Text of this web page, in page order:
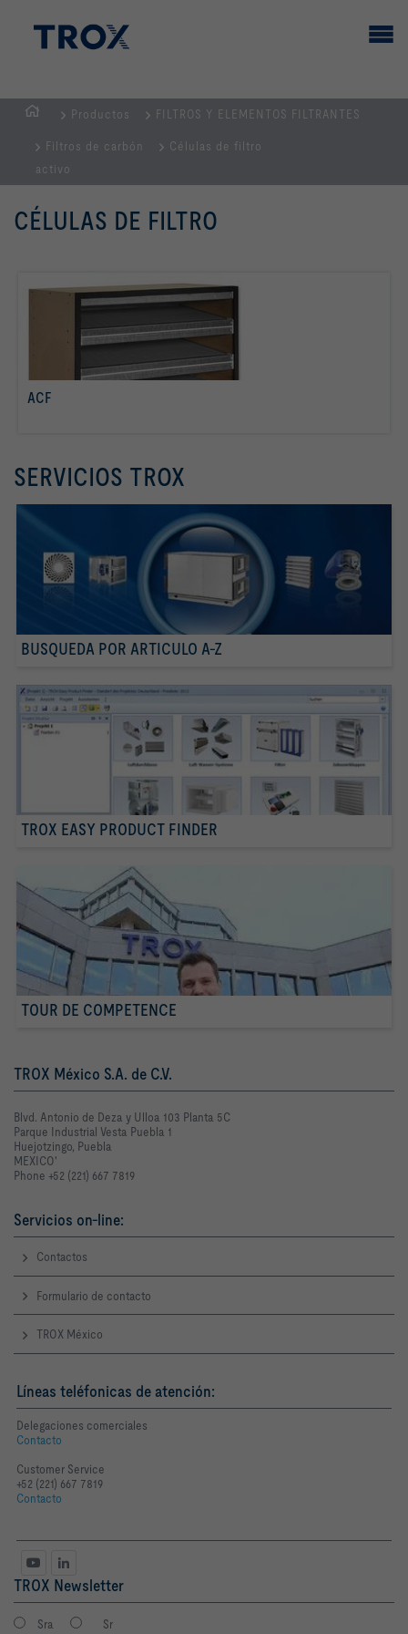
PRINCIPAL
Productos FILTROS Y ELEMENTOS FILTRANTES
Filtros de carbón
activo
Células de filtro
CÉLULAS DE FILTRO
ACF
SERVICIOS TROX
BUSQUEDA POR ARTICULO A-Z
TROX EASY PRODUCT FINDER
TOUR DE COMPETENCE
TROX México S.A. de C.V.
Blvd. Antonio de Deza y Ulloa 103 Planta 5C
Parque Industrial Vesta Puebla 1
Huejotzingo, Puebla
MEXICO'
Phone +52 (221) 667 7819
Servicios on-line:
Contactos
Formulario de contacto
TROX México
Líneas teléfonicas de atención:
Delegaciones comerciales
Contacto
Customer Service
+52 (221) 667 7819
Contacto
TROX Newsletter
Sra Sr